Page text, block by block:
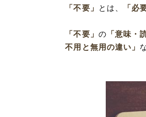
「不要」 とは、 「必
「不要」 の 「意味・
不用と無用の違い」